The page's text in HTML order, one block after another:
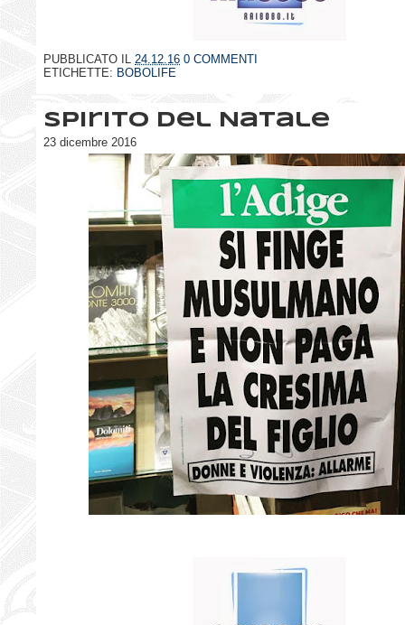
PUBBLICATO IL 24.12.16 0 COMMENTI
ETICHETTE: BOBOLIFE
Spirito del Natale
23 dicembre 2016